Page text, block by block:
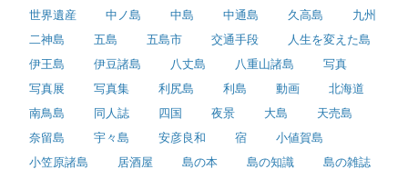
世界遺産
中ノ島 中島 中通島 久高島
九州
二神島
五島 五島市 交通手段
人生を変えた島
伊王島
伊豆諸島 八丈島 八重山諸島
写真
写真展
写真集 利尻島 利島 動画
北海道
南鳥島
同人誌 四国 夜景 大島
天売島
奈留島
宇々島 安彦良和 宿
小値賀島
小笠原諸島
居酒屋 島の本 島の知識
島の雑誌